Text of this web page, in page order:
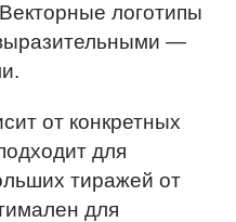
логотипы
—
от конкретных
для
тиражей от
для